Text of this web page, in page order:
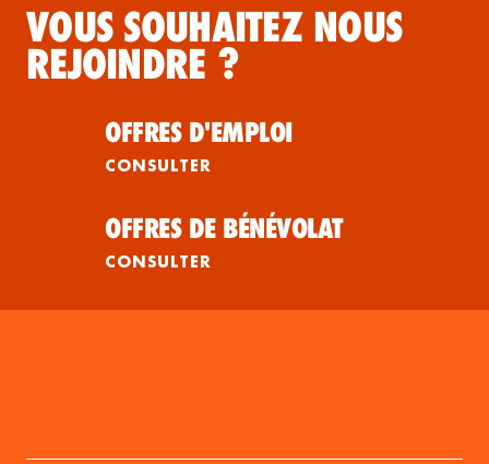
VOUS SOUHAITEZ NOUS
REJOINDRE ?
OFFRES D'EMPLOI
CONSULTER
OFFRES DE BÉNÉVOLAT
CONSULTER